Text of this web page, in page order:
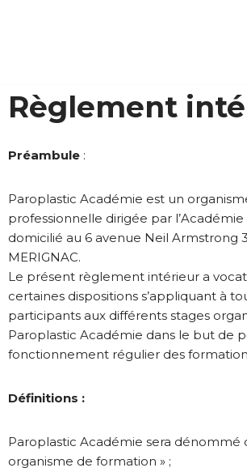
Règlement
Préambule :
Paroplastic Académie est un
professionnelle dirigée par l’Académie
domicilié au 6 avenue Neil Armstrong
MERIGNAC.
Le présent règlement intérieur a
certaines dispositions s’appliquant à
participants aux différents stages
Paroplastic Académie dans le but de
fonctionnement régulier des
Définitions :
Paroplastic Académie sera dénommé
organisme de formation » ;